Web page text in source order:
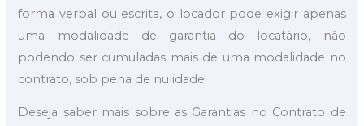
forma verbal ou escrita, o locador pode exigir apenas
uma modalidade de garantia do locatário, não
podendo ser cumuladas mais de uma modalidade no
contrato, sob pena de nulidade.
Deseja saber mais sobre as Garantias no Contrato de